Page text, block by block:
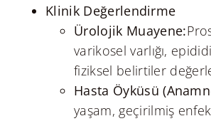
Klinik Değerlendirme
Ürolojik Muayene:
varikosel varlığı,
fiziksel belirtiler
Hasta Öyküsü
yaşam, geçirilmiş